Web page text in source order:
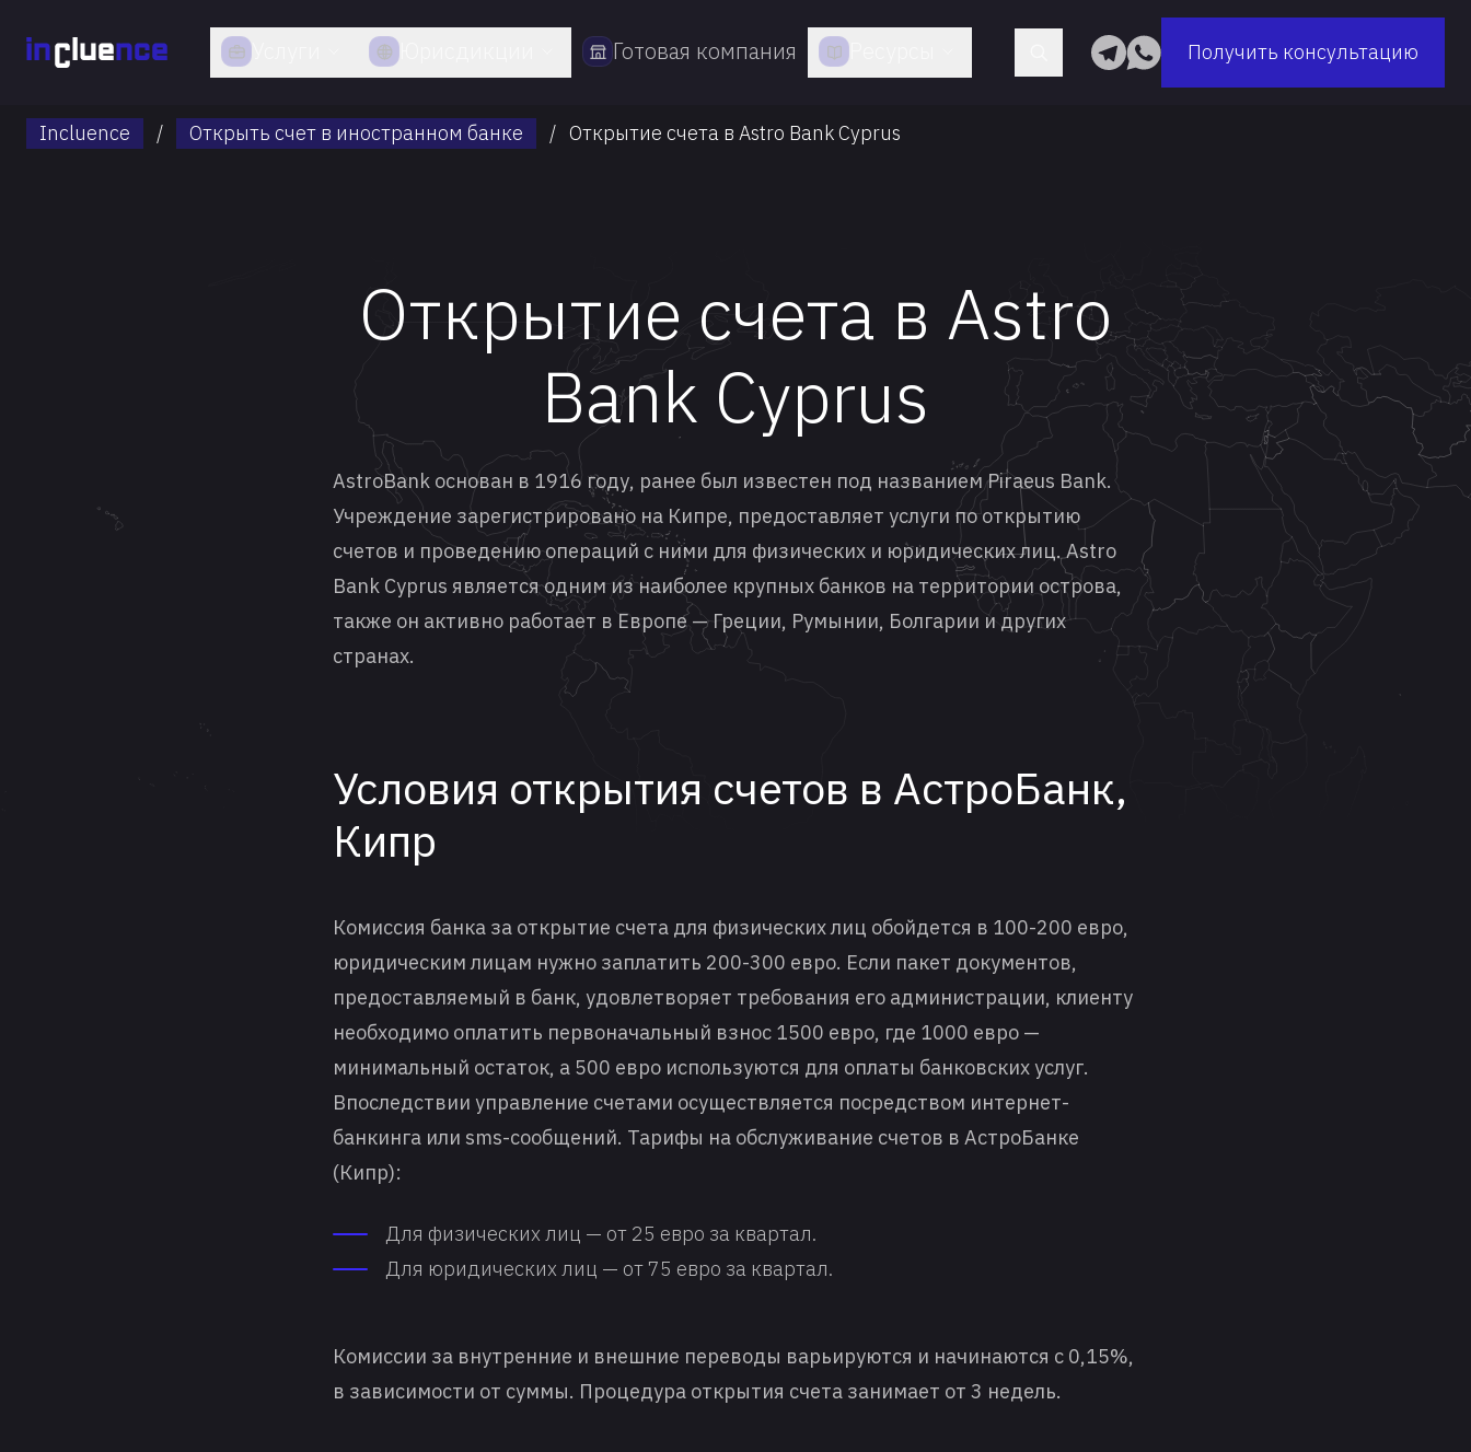
Готовая компания Получить консультацию
Incluence / Открыть счет в иностранном банке / Открытие счета в Astro Bank Cyprus
Открытие счета в Astro
Bank Cyprus
AstroBank основан в 1916 году, ранее был известен под названием Piraeus Bank.
Учреждение зарегистрировано на Кипре, предоставляет услуги по открытию
счетов и проведению операций с ними для физических и юридических лиц. Astro
Bank Cyprus является одним из наиболее крупных банков на территории острова,
также он активно работает в Европе — Греции, Румынии, Болгарии и других
странах.
Условия открытия счетов в АстроБанк,
Кипр
Комиссия банка за открытие счета для физических лиц обойдется в 100-200 евро,
юридическим лицам нужно заплатить 200-300 евро. Если пакет документов,
предоставляемый в банк, удовлетворяет требования его администрации, клиенту
необходимо оплатить первоначальный взнос 1500 евро, где 1000 евро —
минимальный остаток, а 500 евро используются для оплаты банковских услуг.
Впоследствии управление счетами осуществляется посредством интернет-
банкинга или sms-сообщений. Тарифы на обслуживание счетов в АстроБанке
(Кипр):
Для физических лиц — от 25 евро за квартал.
Для юридических лиц — от 75 евро за квартал.
Комиссии за внутренние и внешние переводы варьируются и начинаются с 0,15%,
в зависимости от суммы. Процедура открытия счета занимает от 3 недель.